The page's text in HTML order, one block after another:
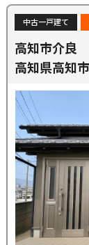
中古一戸建て
高知市介良
高知県高知